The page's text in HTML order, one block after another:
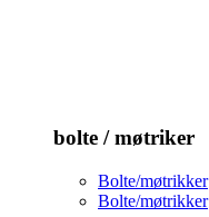
bolte / møtriker
Bolte/møtrikker
Bolte/møtrikker